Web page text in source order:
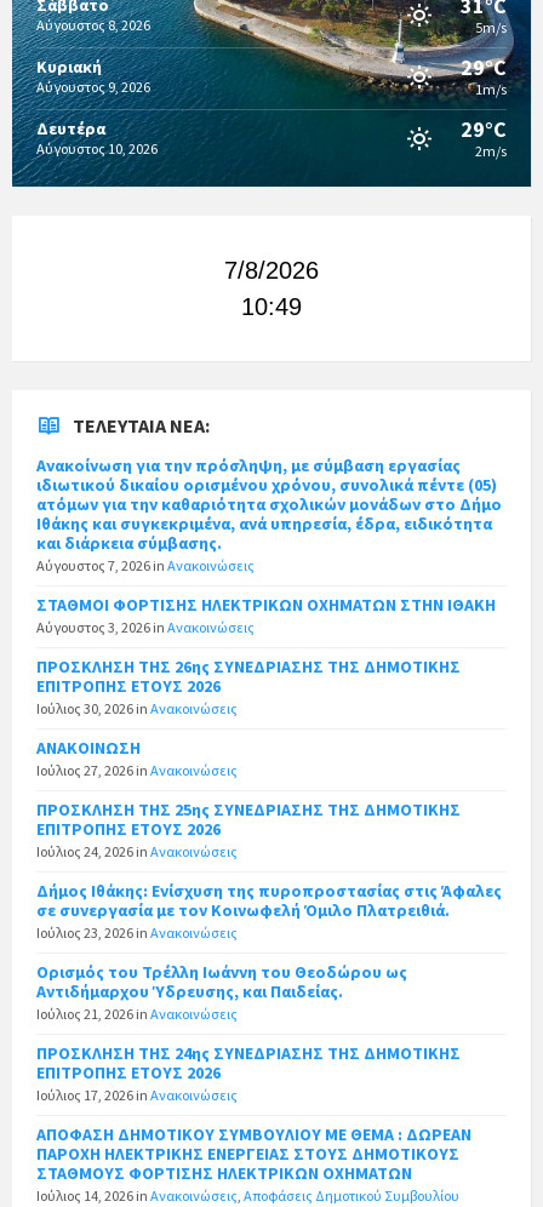
Σάββατο
Αύγουστος 8, 2026
31°C
5m/s
Κυριακή
Αύγουστος 9, 2026
29°C
1m/s
Δευτέρα
Αύγουστος 10, 2026
29°C
2m/s
7/8/2026
10:49
ΤΕΛΕΥΤΑΊΑ ΝΈΑ:
Ανακοίνωση για την πρόσληψη, με σύμβαση εργασίας
ιδιωτικού δικαίου ορισμένου χρόνου, συνολικά πέντε (05)
ατόμων για την καθαριότητα σχολικών μονάδων στο Δήμο
Ιθάκης και συγκεκριμένα, ανά υπηρεσία, έδρα, ειδικότητα
και διάρκεια σύμβασης.
Αύγουστος 7, 2026 in Ανακοινώσεις
ΣΤΑΘΜΟΙ ΦΟΡΤΙΣΗΣ ΗΛΕΚΤΡΙΚΩΝ ΟΧΗΜΑΤΩΝ ΣΤΗΝ ΙΘΑΚΗ
Αύγουστος 3, 2026 in Ανακοινώσεις
ΠΡΟΣΚΛΗΣΗ ΤΗΣ 26ης ΣΥΝΕΔΡΙΑΣΗΣ ΤΗΣ ΔΗΜΟΤΙΚΗΣ
ΕΠΙΤΡΟΠΗΣ ΕΤΟΥΣ 2026
Ιούλιος 30, 2026 in Ανακοινώσεις
ΑΝΑΚΟΙΝΩΣΗ
Ιούλιος 27, 2026 in Ανακοινώσεις
ΠΡΟΣΚΛΗΣΗ ΤΗΣ 25ης ΣΥΝΕΔΡΙΑΣΗΣ ΤΗΣ ΔΗΜΟΤΙΚΗΣ
ΕΠΙΤΡΟΠΗΣ ΕΤΟΥΣ 2026
Ιούλιος 24, 2026 in Ανακοινώσεις
Δήμος Ιθάκης: Ενίσχυση της πυροπροστασίας στις Άφαλες
σε συνεργασία με τον Κοινωφελή Όμιλο Πλατρειθιά.
Ιούλιος 23, 2026 in Ανακοινώσεις
Ορισμός του Τρέλλη Ιωάννη του Θεοδώρου ως
Αντιδήμαρχου Ύδρευσης, και Παιδείας.
Ιούλιος 21, 2026 in Ανακοινώσεις
ΠΡΟΣΚΛΗΣΗ ΤΗΣ 24ης ΣΥΝΕΔΡΙΑΣΗΣ ΤΗΣ ΔΗΜΟΤΙΚΗΣ
ΕΠΙΤΡΟΠΗΣ ΕΤΟΥΣ 2026
Ιούλιος 17, 2026 in Ανακοινώσεις
ΑΠΟΦΑΣΗ ΔΗΜΟΤΙΚΟΥ ΣΥΜΒΟΥΛΙΟΥ ΜΕ ΘΕΜΑ : ΔΩΡΕΑΝ
ΠΑΡΟΧΗ ΗΛΕΚΤΡΙΚΗΣ ΕΝΕΡΓΕΙΑΣ ΣΤΟΥΣ ΔΗΜΟΤΙΚΟΥΣ
ΣΤΑΘΜΟΥΣ ΦΟΡΤΙΣΗΣ ΗΛΕΚΤΡΙΚΩΝ ΟΧΗΜΑΤΩΝ
Ιούλιος 14, 2026 in Ανακοινώσεις, Αποφάσεις Δημοτικού Συμβουλίου